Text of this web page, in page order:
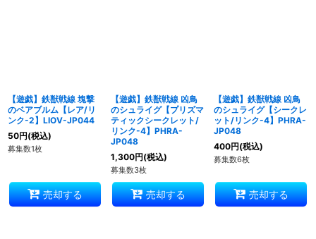
【遊戯】鉄獣戦線 塊撃
のベアブルム【レア/リ
ンク-2】LIOV-JP044
50円(税込)
募集数1枚
売却する
【遊戯】鉄獣戦線 凶鳥
のシュライグ【プリズマ
ティックシークレット/
リンク-4】PHRA-
JP048
1,300円(税込)
募集数3枚
売却する
【遊戯】鉄獣戦線 凶鳥
のシュライグ【シークレ
ット/リンク-4】PHRA-
JP048
400円(税込)
募集数6枚
売却する